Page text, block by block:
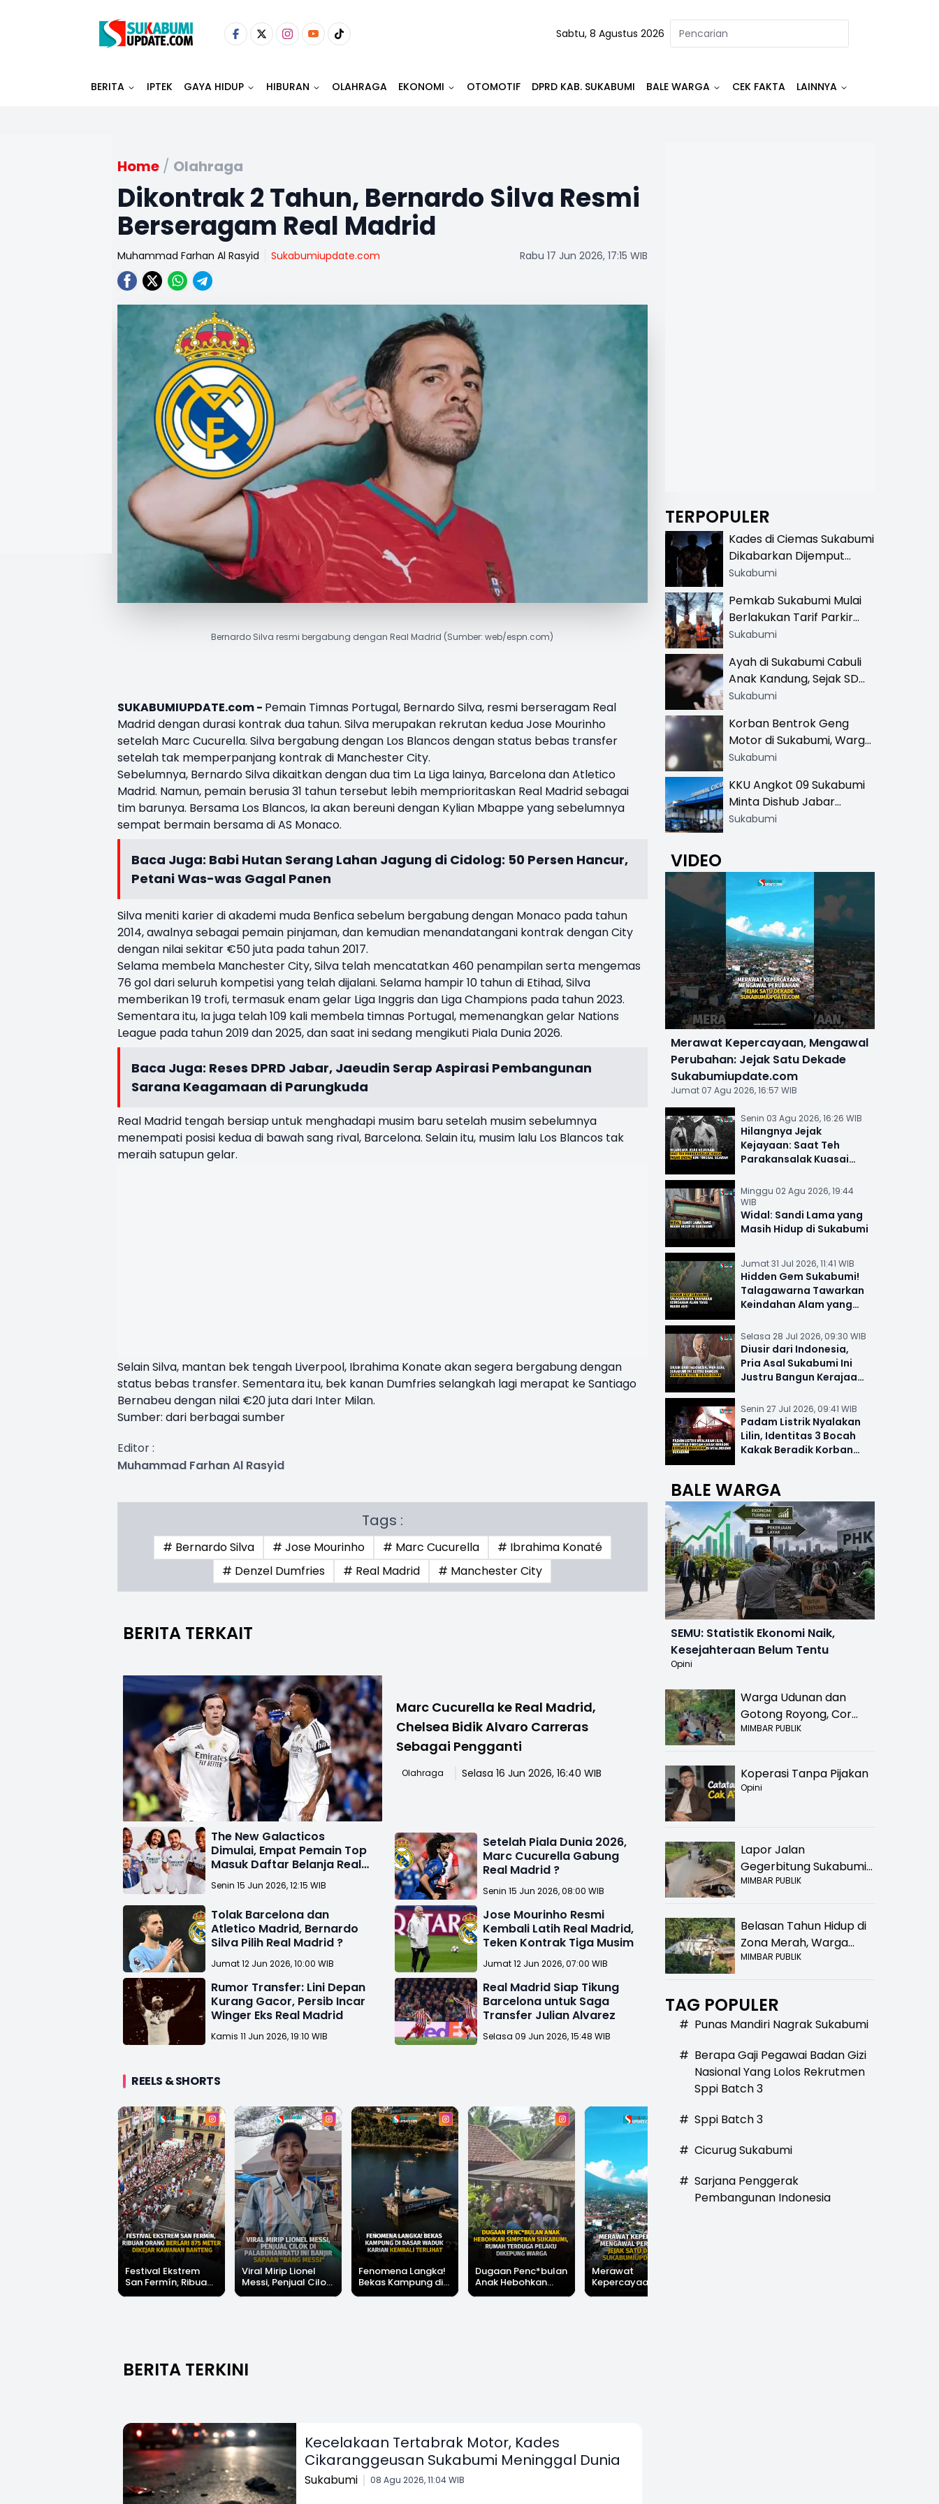
Sabtu, 8 Agustus 2026
BERITA IPTEK GAYA HIDUP HIBURAN OLAHRAGA EKONOMI OTOMOTIF DPRD KAB. SUKABUMI BALE WARGA CEK FAKTA LAINNYA
Home / Olahraga
Dikontrak 2 Tahun, Bernardo Silva Resmi
Berseragam Real Madrid
Muhammad Farhan Al Rasyid Sukabumiupdate.com Rabu 17 Jun 2026, 17:15 WIB
Bernardo Silva resmi bergabung dengan Real Madrid (Sumber: web/espn.com)
SUKABUMIUPDATE.com - Pemain Timnas Portugal, Bernardo Silva, resmi berseragam Real
Madriddengan durasi kontrak dua tahun. Silva merupakan rekrutan keduaJose Mourinho
setelah Marc Cucurella. Silva bergabung dengan Los Blancos dengan status bebas transfer
setelah tak memperpanjang kontrak di Manchester City.
Sebelumnya, Bernardo Silva dikaitkan dengan dua tim La Liga lainya, Barcelona dan Atletico
Madrid. Namun, pemain berusia 31 tahun tersebut lebih memprioritaskan Real Madrid sebagai
tim barunya. Bersama Los Blancos, Ia akan bereuni dengan Kylian Mbappe yang sebelumnya
sempat bermain bersama di AS Monaco.
Baca Juga: Babi Hutan Serang Lahan Jagung di Cidolog: 50 Persen Hancur,
Petani Was-was Gagal Panen
Silva meniti karier di akademi muda Benfica sebelum bergabung dengan Monaco pada tahun
2014, awalnya sebagai pemain pinjaman, dan kemudian menandatangani kontrak dengan City
dengan nilai sekitar €50 juta pada tahun 2017.
Selama membela Manchester City, Silva telah mencatatkan 460 penampilan serta mengemas
76 gol dari seluruh kompetisi yang telah dijalani. Selama hampir 10 tahun di Etihad, Silva
memberikan 19 trofi, termasuk enam gelar Liga Inggris dan Liga Champions pada tahun 2023.
Sementara itu, Ia juga telah 109 kali membela timnas Portugal, memenangkan gelar Nations
League pada tahun 2019 dan 2025, dan saat ini sedang mengikuti Piala Dunia 2026.
Baca Juga: Reses DPRD Jabar, Jaeudin Serap Aspirasi Pembangunan
Sarana Keagamaan di Parungkuda
Real Madrid tengah bersiap untuk menghadapi musim baru setelah musim sebelumnya
menempati posisi kedua di bawah sang rival, Barcelona. Selain itu, musim lalu Los Blancos tak
meraih satupun gelar.
Selain Silva, mantan bek tengah Liverpool, Ibrahima Konate akan segera bergabung dengan
status bebas transfer. Sementara itu, bek kanan Dumfries selangkah lagi merapat ke Santiago
Bernabeu dengan nilai €20 juta dari Inter Milan.
Sumber: dari berbagai sumber
Editor :
Muhammad Farhan Al Rasyid
Tags :
# Bernardo Silva # Jose Mourinho # Marc Cucurella
# Ibrahima Konaté
# Denzel Dumfries
# Real Madrid # Manchester City
BERITA TERKAIT
Marc Cucurella ke Real Madrid,
Chelsea Bidik Alvaro Carreras
Sebagai Pengganti
Olahraga Selasa 16 Jun 2026, 16:40 WIB
The New Galacticos
Dimulai, Empat Pemain Top
Masuk Daftar Belanja Real
Madrid
Senin 15 Jun 2026, 12:15 WIB
Setelah Piala Dunia 2026,
Marc Cucurella Gabung
Real Madrid ?
Senin 15 Jun 2026, 08:00 WIB
Tolak Barcelona dan
Atletico Madrid, Bernardo
Silva Pilih Real Madrid ?
Jumat 12 Jun 2026, 10:00 WIB
Jose Mourinho Resmi
Kembali Latih Real Madrid,
Teken Kontrak Tiga Musim
Jumat 12 Jun 2026, 07:00 WIB
Rumor Transfer: Lini Depan
Kurang Gacor, Persib Incar
Winger Eks Real Madrid
Kamis 11 Jun 2026, 19:10 WIB
Real Madrid Siap Tikung
Barcelona untuk Saga
Transfer Julian Alvarez
Selasa 09 Jun 2026, 15:48 WIB
REELS & SHORTS
Festival Ekstrem
San Fermín, Ribuan
Orang Berlari 875
Viral Mirip Lionel
Messi, Penjual Cilok
di Palabuhanratu Ini
Fenomena Langka!
Bekas Kampung di
Dasar Waduk Karian
Dugaan Penc*bulan
Anak Hebohkan
Simpenan
Merawat
Kepercayaan,
Mengawal
BERITA TERKINI
Kecelakaan Tertabrak Motor, Kades
Cikaranggeusan Sukabumi Meninggal Dunia
Sukabumi 08 Agu 2026, 11:04 WIB
TERPOPULER
Kades di Ciemas Sukabumi
Dikabarkan Dijemput
Satnarkoba, Polisi
Sukabumi
Pemkab Sukabumi Mulai
Berlakukan Tarif Parkir
Resmi di 13 Lokasi Wisata,
Khusus
Sukabumi
Ayah di Sukabumi Cabuli
Anak Kandung, Sejak SD
Hingga SMA
Sukabumi
Korban Bentrok Geng
Motor di Sukabumi, Warga
dan Sopir Tangki
Sukabumi
KKU Angkot 09 Sukabumi
Minta Dishub Jabar
Tertibkan Trayek Ciawi-
Sukabumi
VIDEO
Merawat Kepercayaan, Mengawal
Perubahan: Jejak Satu Dekade
Sukabumiupdate.com
Jumat 07 Agu 2026, 16:57 WIB
Senin 03 Agu 2026, 16:26 WIB
Hilangnya Jejak
Kejayaan: Saat Teh
Parakansalak Kuasai
Sejarah
Minggu 02 Agu 2026, 19:44
WIB
Widal: Sandi Lama yang
Masih Hidup di Sukabumi
Jumat 31 Jul 2026, 11:41 WIB
Hidden Gem Sukabumi!
Talagawarna Tawarkan
Keindahan Alam yang
Selasa 28 Jul 2026, 09:30 WIB
Diusir dari Indonesia,
Pria Asal Sukabumi Ini
Justru Bangun Kerajaan
Senin 27 Jul 2026, 09:41 WIB
Padam Listrik Nyalakan
Lilin, Identitas 3 Bocah
Kakak Beradik Korban
BALE WARGA
SEMU: Statistik Ekonomi Naik,
Kesejahteraan Belum Tentu
Opini
Warga Udunan dan
Gotong Royong, Cor
Jalan Hancur di
MIMBAR PUBLIK
Koperasi Tanpa Pijakan
Opini
Lapor Jalan
Gegerbitung Sukabumi
Bolong! Bahaya Bagi
MIMBAR PUBLIK
Belasan Tahun Hidup di
Zona Merah, Warga
Kampung Nangewer
Relokasi
MIMBAR PUBLIK
TAG POPULER
# Punas Mandiri Nagrak Sukabumi
# Berapa Gaji Pegawai Badan Gizi
Nasional Yang Lolos Rekrutmen
Sppi Batch 3
# Sppi Batch 3
# Cicurug Sukabumi
# Sarjana Penggerak
Pembangunan Indonesia